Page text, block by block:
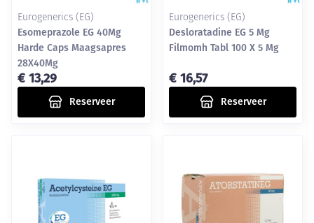
Eurogenerics (EG)
Esomeprazole EG 40Mg
Harde Caps Maagsapres
28X40Mg
€ 13,29
Reserveer
Eurogenerics (EG)
Desloratadine EG 5 Mg
Filmomh Tabl 100 X 5 Mg
€ 16,57
Reserveer